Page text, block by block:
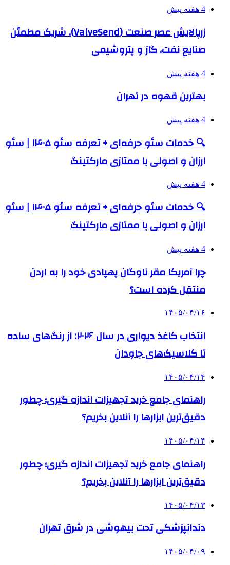
4 هفته پیش
زرپالایش عصر صنعت (ValveSend)، شریک مطمئن
صنایع نفت، گاز و پتروشیمی
4 هفته پیش
بهترین قهوه در تهران
4 هفته پیش
🔍 خدمات سئو حرفه‌ای + تعرفه سئو ۱۴۰۵ | سئو
ارزان و اصولی با ممتازی مارکتینگ
4 هفته پیش
🔍 خدمات سئو حرفه‌ای + تعرفه سئو ۱۴۰۵ | سئو
ارزان و اصولی با ممتازی مارکتینگ
4 هفته پیش
چرا آمریکا مقر ناوگان پهپادی خود را به اردن
منتقل کرده است؟
۱۴۰۵/۰۴/۱۶
انتخاب کاغذ دیواری در سال ۲۰۲۶: از رنگ‌های ساده
تا کلاسیک‌های جاودان
۱۴۰۵/۰۴/۱۴
راهنمای جامع خرید تجهیزات اندازه گیری؛ چطور
دقیق‌ترین ابزارها را آنلاین بخریم؟
۱۴۰۵/۰۴/۱۴
راهنمای جامع خرید تجهیزات اندازه گیری؛ چطور
دقیق‌ترین ابزارها را آنلاین بخریم؟
۱۴۰۵/۰۴/۱۳
دندانپزشکی تحت بیهوشی در شرق تهران
۱۴۰۵/۰۴/۰۹